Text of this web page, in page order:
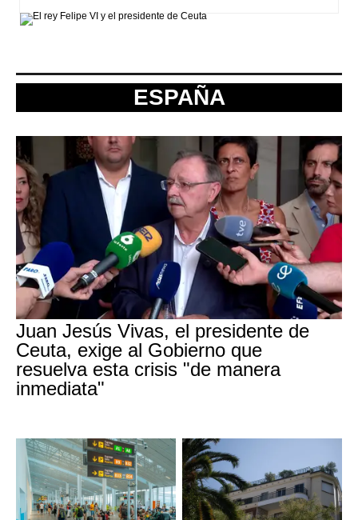
ESPAÑA
Juan Jesús Vivas, el presidente de
Ceuta, exige al Gobierno que
resuelva esta crisis "de manera
inmediata"